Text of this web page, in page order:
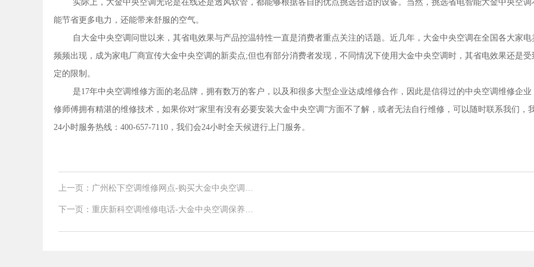
能节省更多电力，还能带来舒服的空气。
自大金中央空调问世以来，其省电效果与产品控温特性一直是消费者重点关注的话题。近几年，大金中央空调在全国各大家电
频频出现，成为家电厂商宣传大金中央空调的新卖点;但也有部分消费者发现，不同情况下使用大金中央空调时，其省电效果还是受
定的限制。
是17年中央空调维修方面的老品牌，拥有数万的客户，以及和很多大型企业达成维修合作，因此是信得过的中央空调维修企业
修师傅拥有精湛的维修技术，如果你对“家里有没有必要安装大金中央空调”方面不了解，或者无法自行维修，可以随时联系我们，
24小时服务热线：400-657-7110，我们会24小时全天候进行上门服务。
上一页：广州松下空调维修网点-购买大金中央空调怎
下一页：重庆新科空调维修电话-大金中央空调保养价